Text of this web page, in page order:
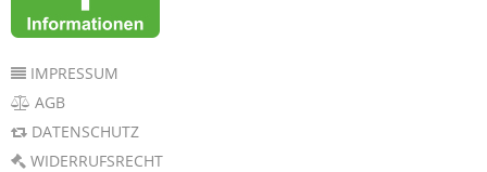
IMPRESSUM
AGB
DATENSCHUTZ
WIDERRUFSRECHT